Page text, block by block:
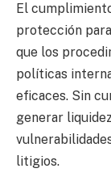
El
protección
que los
políticas
eficaces. Sin
generar
litigios.